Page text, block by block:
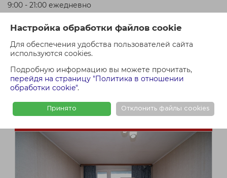
Настройка обработки файлов cookie
Для обеспечения удобства пользователей сайта
используются cookies.
Подробную информацию вы можете прочитать,
перейдя на страницу "Политика в отношении
обработки cookie".
Принято Отклонить файлы cookies
9:00 - 21:00 ежедневно
+375 (29) 550-00-21 (МТС)
+375 (44) 550-00-71 (A1)
Кол-во просмотров: 529